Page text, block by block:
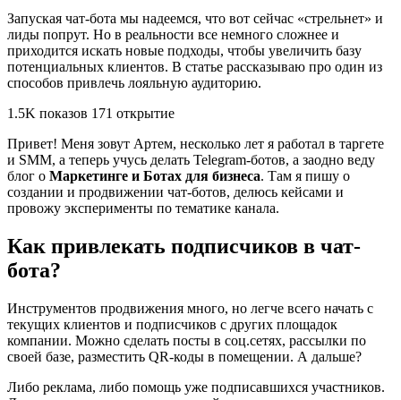
Запуская чат-бота мы надеемся, что вот сейчас «стрельнет» и
лиды попрут. Но в реальности все немного сложнее и
приходится искать новые подходы, чтобы увеличить базу
потенциальных клиентов. В статье рассказываю про один из
способов привлечь лояльную аудиторию.
1.5K показов 171 открытие
Привет! Меня зовут Артем, несколько лет я работал в таргете
и SMM, а теперь учусь делать Telegram-ботов, а заодно веду
блог о Маркетинге и Ботах для бизнеса. Там я пишу о
создании и продвижении чат-ботов, делюсь кейсами и
провожу эксперименты по тематике канала.
Как привлекать подписчиков в чат-
бота?
Инструментов продвижения много, но легче всего начать с
текущих клиентов и подписчиков с других площадок
компании. Можно сделать посты в соц.сетях, рассылки по
своей базе, разместить QR-коды в помещении. А дальше?
Либо реклама, либо помощь уже подписавшихся участников.